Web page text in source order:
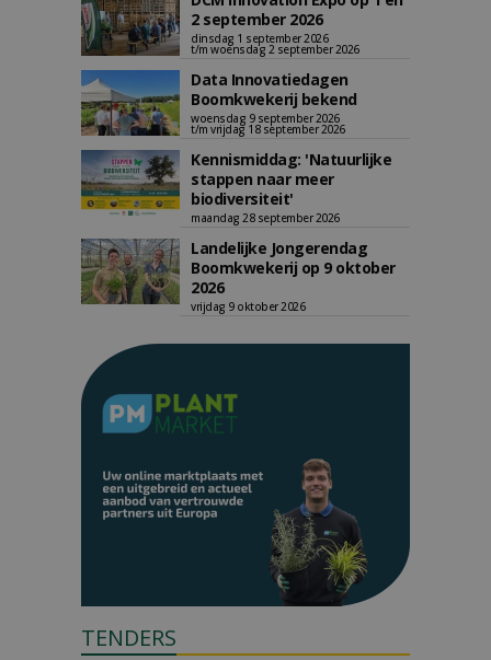
2 september 2026
dinsdag 1 september 2026
t/m woensdag 2 september 2026
Data Innovatiedagen
Boomkwekerij bekend
woensdag 9 september 2026
t/m vrijdag 18 september 2026
Kennismiddag: 'Natuurlijke
stappen naar meer
biodiversiteit'
maandag 28 september 2026
Landelijke Jongerendag
Boomkwekerij op 9 oktober
2026
vrijdag 9 oktober 2026
TENDERS